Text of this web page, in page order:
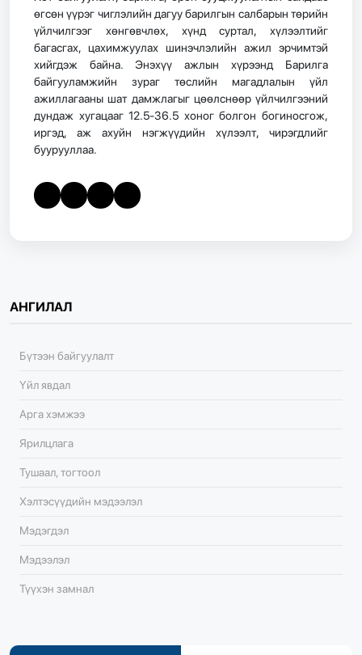
өгсөн үүрэг чиглэлийн дагуу барилгын салбарын төрийн
үйлчилгээг хөнгөвчлөх, хүнд суртал, хүлээлтийг
багасгах, цахимжуулах шинэчлэлийн ажил эрчимтэй
хийгдэж байна. Энэхүү ажлын хүрээнд Барилга
байгууламжийн зураг төслийн магадлалын үйл
ажиллагааны шат дамжлагыг цөөлснөөр үйлчилгээний
дундаж хугацааг 12.5-36.5 хоног болгон богиносгож,
иргэд, аж ахуйн нэгжүүдийн хүлээлт, чирэгдлийг
буурууллаа.
АНГИЛАЛ
Бүтээн байгуулалт
Үйл явдал
Арга хэмжээ
Ярилцлага
Тушаал, тогтоол
Хэлтэсүүдийн мэдээлэл
Мэдэгдэл
Мэдээлэл
Түүхэн замнал